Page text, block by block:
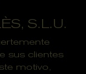
S.L.U.
sus clientes
motivo,